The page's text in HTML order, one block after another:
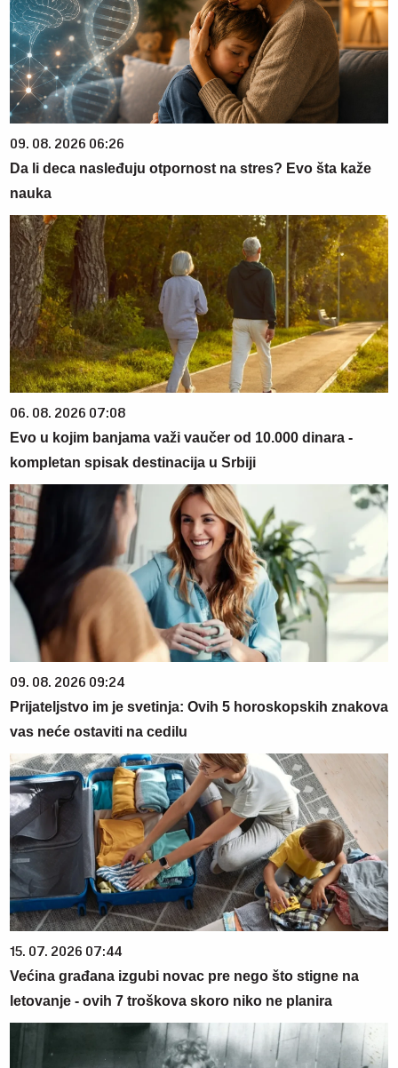
09. 08. 2026 06:26
Da li deca nasleđuju otpornost na stres? Evo šta kaže
nauka
06. 08. 2026 07:08
Evo u kojim banjama važi vaučer od 10.000 dinara -
kompletan spisak destinacija u Srbiji
09. 08. 2026 09:24
Prijateljstvo im je svetinja: Ovih 5 horoskopskih znakova
vas neće ostaviti na cedilu
15. 07. 2026 07:44
Većina građana izgubi novac pre nego što stigne na
letovanje - ovih 7 troškova skoro niko ne planira